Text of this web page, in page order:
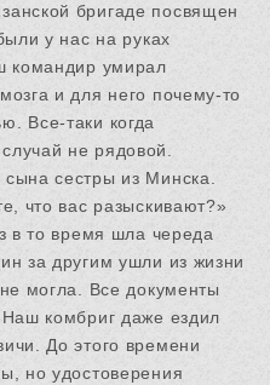
бригаде посвящен
у нас на руках
командир умирал
и для него почему-то
Все-таки когда
не рядовой.
сестры из Минска.
что вас разыскивают?»
в то время шла череда
за другим ушли из жизни
могла. Все документы
комбриг даже ездил
До этого времени
но удостоверения